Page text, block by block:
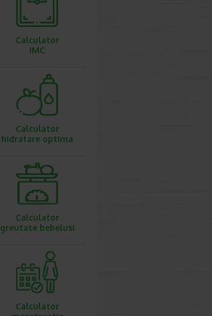
Calculator
IMC
Calculator
hidratare optima
Calculator
greutate bebelusi
Calculator